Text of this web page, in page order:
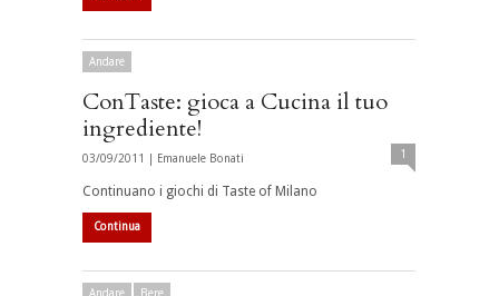
Andare
ConTaste: gioca a Cucina il tuo
ingrediente!
03/09/2011 | Emanuele Bonati 1
Continuano i giochi di Taste of Milano
Continua
Andare Bere